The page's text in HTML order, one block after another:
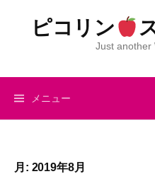
ツ
ピコリン
Just another
メニュー
月: 2019年8月